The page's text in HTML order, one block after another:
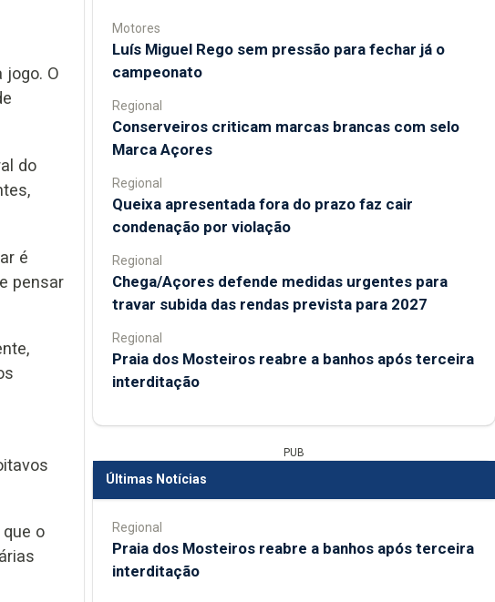
jogo. O
do
é
pensar
que o
Motores
Luís Miguel Rego sem pressão para fechar já o
campeonato
Regional
Conserveiros criticam marcas brancas com selo
Marca Açores
Regional
Queixa apresentada fora do prazo faz cair
condenação por violação
Regional
Chega/Açores defende medidas urgentes para
travar subida das rendas prevista para 2027
Regional
Praia dos Mosteiros reabre a banhos após terceira
interditação
PUB
Últimas Notícias
Regional
Praia dos Mosteiros reabre a banhos após terceira
interditação